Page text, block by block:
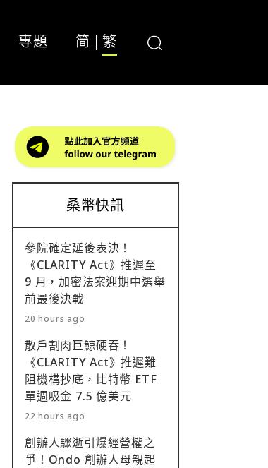
專題 简 繁
桑幣快訊
參院確定延後表決！
《CLARITY Act》推遲至
9 月，加密法案迎期中選舉
前最後決戰
20 hours ago
散戶割肉巨鯨硬吞！
《CLARITY Act》推遲難
阻機構抄底，比特幣 ETF
單週吸金 7.5 億美元
22 hours ago
創辦人驟逝引爆經營權之
爭！Ondo 創辦人母親起